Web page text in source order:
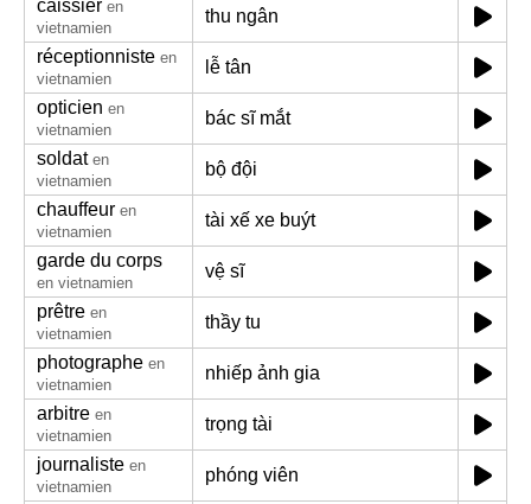
caissier en
vietnamien
thu ngân
réceptionniste en
vietnamien
lễ tân
opticien en
vietnamien
bác sĩ mắt
soldat en
vietnamien
bộ đội
chauffeur en
vietnamien
tài xế xe buýt
garde du corps
en vietnamien
vệ sĩ
prêtre en
vietnamien
thầy tu
photographe en
vietnamien
nhiếp ảnh gia
arbitre en
vietnamien
trọng tài
journaliste en
vietnamien
phóng viên